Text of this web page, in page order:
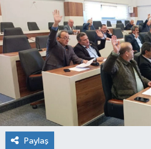
Paylaş
YAŞAM
Zonguldak